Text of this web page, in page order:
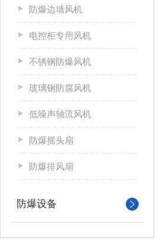
防爆边墙风机
电控柜专用风机
不锈钢防爆风机
玻璃钢防腐风机
低噪声轴流风机
防爆摇头扇
防爆排风扇
防爆设备